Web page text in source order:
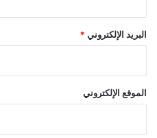
البريد الإلكتروني *
الموقع الإلكتروني